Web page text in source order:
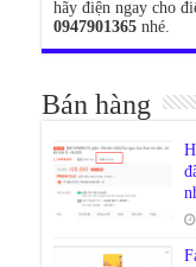
hãy điện ngay cho
0947901365nhé.
Bán hàng